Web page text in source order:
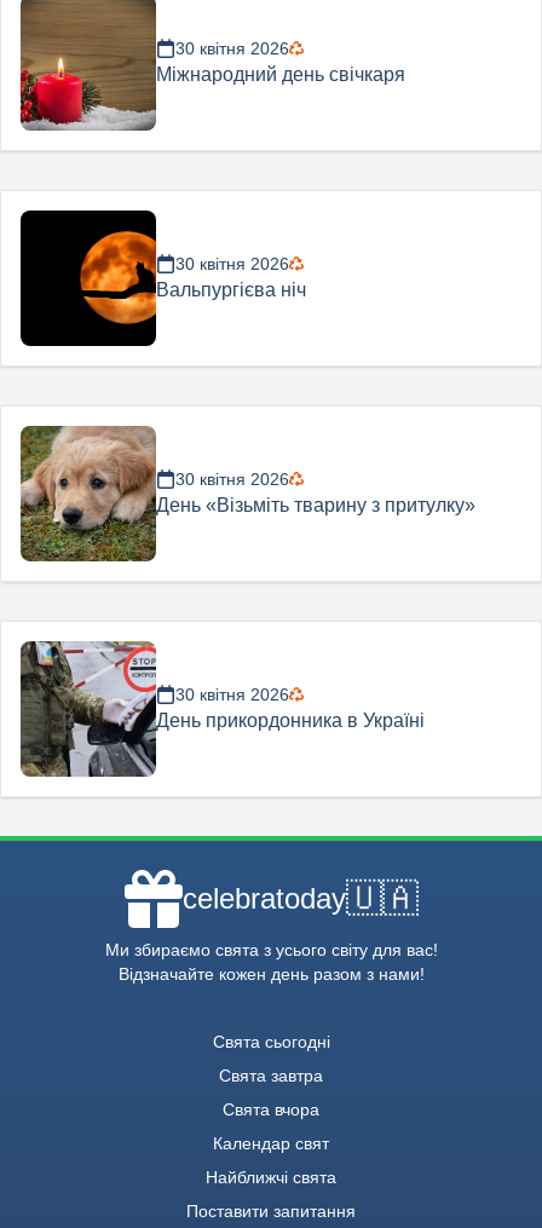
30 квітня 2026
Міжнародний день свічкаря
30 квітня 2026
Вальпургієва ніч
30 квітня 2026
День «Візьміть тварину з притулку»
30 квітня 2026
День прикордонника в Україні
celebratoday🇺🇦
Ми збираємо свята з усього світу для вас!
Відзначайте кожен день разом з нами!
Свята сьогодні
Свята завтра
Свята вчора
Календар свят
Найближчі свята
Поставити запитання